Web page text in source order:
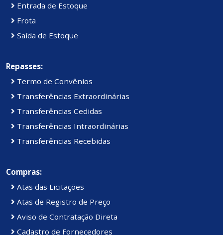
Entrada de Estoque
Frota
Saída de Estoque
Repasses:
Termo de Convênios
Transferências Extraordinárias
Transferências Cedidas
Transferências Intraordinárias
Transferências Recebidas
Compras:
Atas das Licitações
Atas de Registro de Preço
Aviso de Contratação Direta
Cadastro de Fornecedores